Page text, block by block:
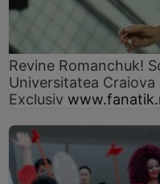
Revine Romanchuk!
Universitatea
Exclusiv